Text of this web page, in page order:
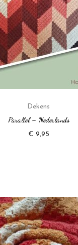
Dekens
Parallel – Nederlands
€ 9,95